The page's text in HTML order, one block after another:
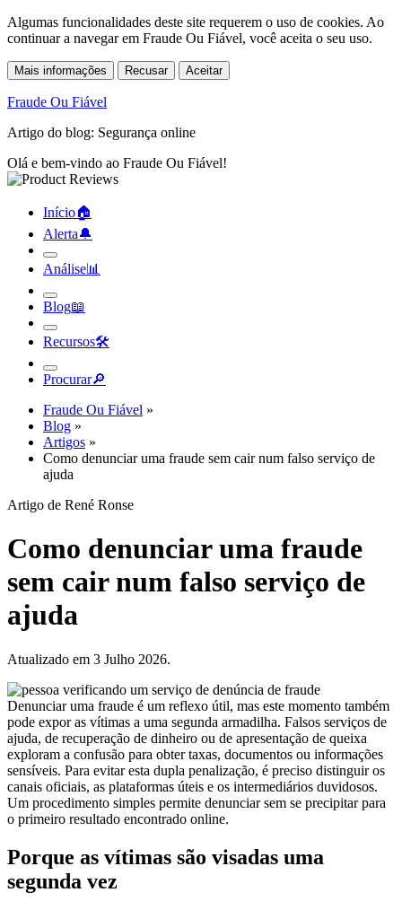
Algumas funcionalidades deste site requerem o uso de cookies. Ao
continuar a navegar em Fraude Ou Fiável, você aceita o seu uso.
Mais informações Recusar Aceitar
Fraude Ou Fiável
Artigo do blog: Segurança online
Olá e bem-vindo ao Fraude Ou Fiável!
Início🏠︎
Alerta🔔︎
Análise📊︎
Blog📖︎
Recursos🛠︎
Procurar🔎︎
Fraude Ou Fiável »
Blog »
Artigos »
Como denunciar uma fraude sem cair num falso serviço de
ajuda
Artigo de René Ronse
Como denunciar uma fraude
sem cair num falso serviço de
ajuda
Atualizado em 3 Julho 2026.
Denunciar uma fraude é um reflexo útil, mas este momento também
pode expor as vítimas a uma segunda armadilha. Falsos serviços de
ajuda, de recuperação de dinheiro ou de apresentação de queixa
exploram a confusão para obter taxas, documentos ou informações
sensíveis. Para evitar esta dupla penalização, é preciso distinguir os
canais oficiais, as plataformas úteis e os intermediários duvidosos.
Um procedimento simples permite denunciar sem se precipitar para
o primeiro resultado encontrado online.
Porque as vítimas são visadas uma
segunda vez